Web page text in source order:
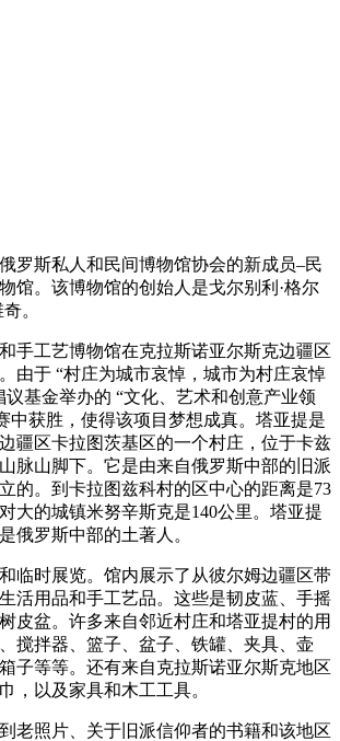
罗斯私人和民间博物馆协会的新成员–民
馆。该博物馆的创始人是戈尔别利·格尔
。
手工艺博物馆在克拉斯诺亚尔斯克边疆区
由于 “村庄为城市哀悼，城市为村庄哀悼
议基金举办的 “文化、艺术和创意产业领
中获胜，使得该项目梦想成真。塔亚提是
疆区卡拉图茨基区的一个村庄，位于卡兹
脉山脚下。它是由来自俄罗斯中部的旧派
的。到卡拉图兹科村的区中心的距离是73
大的城镇米努辛斯克是140公里。塔亚提
俄罗斯中部的土著人。
临时展览。馆内展示了从彼尔姆边疆区带
活用品和手工艺品。这些是韧皮蓝、手摇
皮盆。许多来自邻近村庄和塔亚提村的用
搅拌器、篮子、盆子、铁罐、夹具、壶
子等等。还有来自克拉斯诺亚尔斯克地区
，以及家具和木工工具。
老照片、关于旧派信仰者的书籍和该地区